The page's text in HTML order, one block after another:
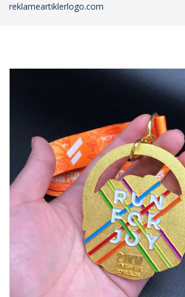
reklameartiklerlogo.com